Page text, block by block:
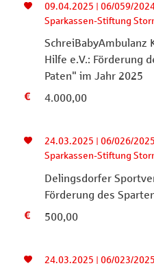
09.04.2025 | 06/059/
Sparkassen-Stiftung
SchreiBabyAmbulanz
Hilfe e.V.: Förderung
Paten" im Jahr 2025
4.000,00
24.03.2025 | 06/026/2025
Sparkassen-Stiftung
Delingsdorfer
Förderung des
500,00
24.03.2025 | 06/023/2025